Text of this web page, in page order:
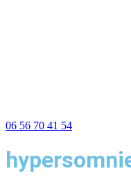
06 56 70 41 54